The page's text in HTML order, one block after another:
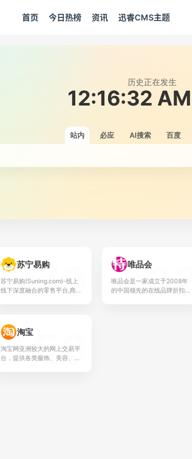
首页 今日热榜 资讯 迅睿CMS主题
历史正在发生
12:16:33 AM
站内 必应 AI搜索 百度
苏宁易购
苏宁易购(Suning.com)-线上
线下深度融合的零售平台,商品
70 唯品会
唯品会是一家成立于2008年
的中国领先的在线品牌折扣零
32
淘宝
淘宝网亚洲较大的网上交易平
台，提供各类服饰、美容、家
50